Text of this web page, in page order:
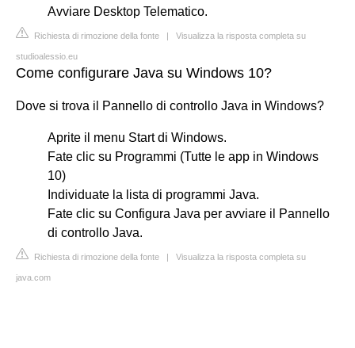
Avviare Desktop Telematico.
Richiesta di rimozione della fonte | Visualizza la risposta completa su
studioalessio.eu
Come configurare Java su Windows 10?
Dove si trova il Pannello di controllo Java in Windows?
Aprite il menu Start di Windows.
Fate clic su Programmi (Tutte le app in Windows
10)
Individuate la lista di programmi Java.
Fate clic su Configura Java per avviare il Pannello
di controllo Java.
Richiesta di rimozione della fonte | Visualizza la risposta completa su
java.com